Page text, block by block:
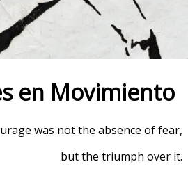
en Movimiento
was not the absence of fear,
but the triumph over it.